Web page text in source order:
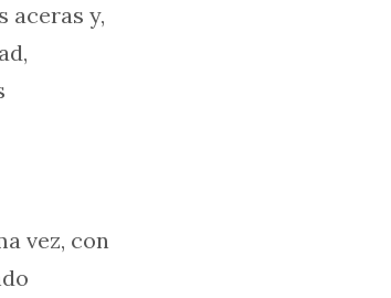
aceras y,
vez, con